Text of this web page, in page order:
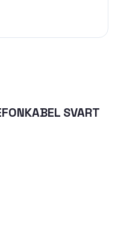
SVART